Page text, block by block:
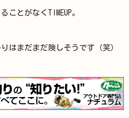
ことがなくTIMEUP。
はまだまだ険しそうです（笑）